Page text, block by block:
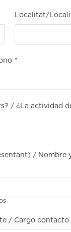
Localitat/
*
/ ¿La actividad
/ Nombre
/ Cargo contacto